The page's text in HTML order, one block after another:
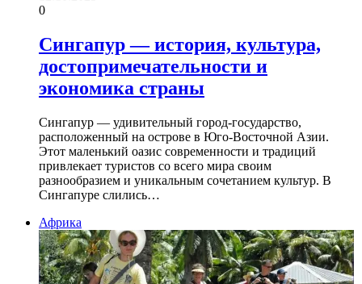
0
Сингапур — история, культура,
достопримечательности и
экономика страны
Сингапур — удивительный город-государство,
расположенный на острове в Юго-Восточной Азии.
Этот маленький оазис современности и традиций
привлекает туристов со всего мира своим
разнообразием и уникальным сочетанием культур. В
Сингапуре слились…
Африка